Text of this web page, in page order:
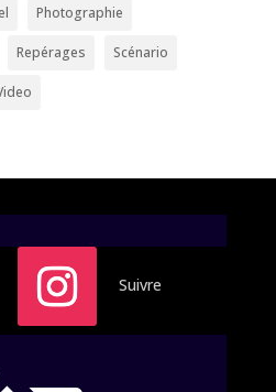
Photographie
Repérages Scénario
Suivre